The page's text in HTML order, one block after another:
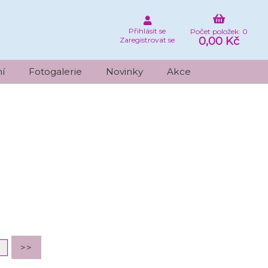
Počet položek: 0
0,00 Kč
Přihlásit se
Zaregistrovat se
Fotogalerie Novinky Akce